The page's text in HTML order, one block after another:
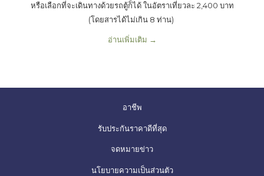
หรือเลือกที่จะเดินทางด้วยรถตู้ก็ได้ ในอัตราเที่ยวละ 2,400 บาท
(โดยสารได้ไม่เกิน 8 ท่าน)
อ่านเพิ่มเติม
อาชีพเปิด
รับประกันราคาดีที่สุดเปิด
จดหมายข่าว
นโยบายความเป็นส่วนตัวเปิด